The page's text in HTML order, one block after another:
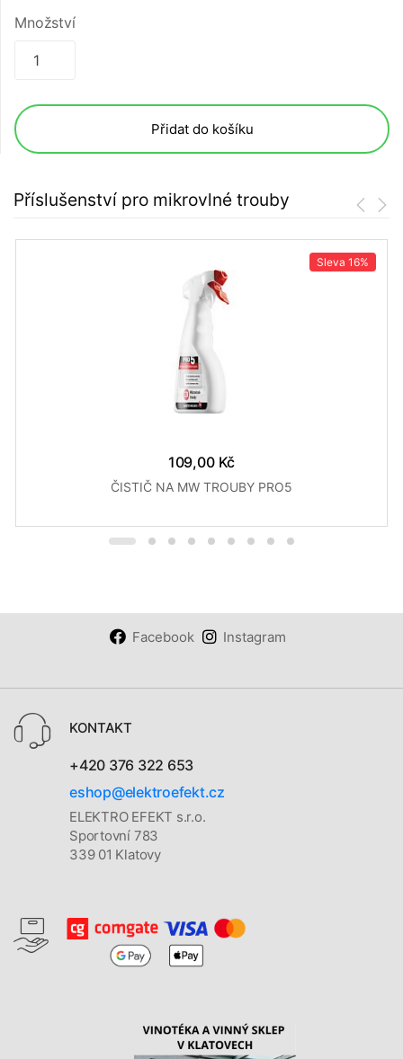
Množství
Přidat do košíku
Příslušenství pro mikrovlné trouby
Sleva 16%
109,00 Kč
ČISTIČ NA MW TROUBY PRO5
Facebook Instagram
KONTAKT
+420 376 322 653
eshop@elektroefekt.cz
ELEKTRO EFEKT s.r.o.
Sportovní 783
339 01 Klatovy